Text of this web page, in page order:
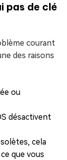
pas de clé
courant
des raisons
ou
désactivent
cela
que vous